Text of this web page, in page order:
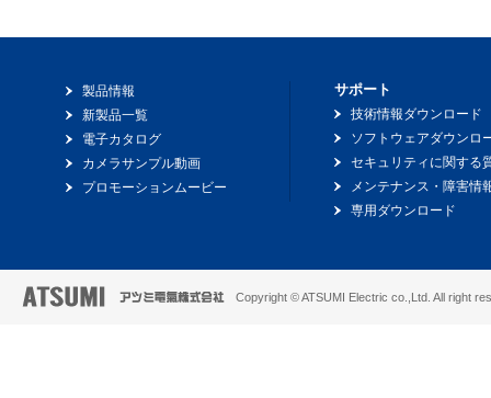
製品情報
新製品一覧
電子カタログ
カメラサンプル動画
プロモーションムービー
サポート
技術情報ダウンロード
ソフトウェアダウンロ
セキュリティに関する
メンテナンス・障害情
専用ダウンロード
Copyright © ATSUMI Electric co.,Ltd. All right